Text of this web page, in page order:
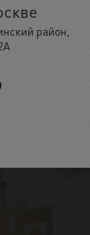
район,